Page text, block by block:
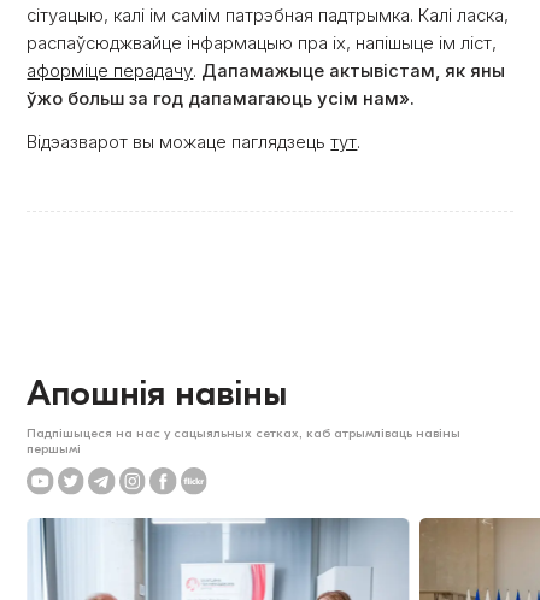
сітуацыю, калі ім самім патрэбная падтрымка. Калі ласка,
распаўсюджвайце інфармацыю пра іх, напішыце ім ліст,
аформіце перадачу. Дапамажыце актывістам, як яны
ўжо больш за год дапамагаюць усім нам».
Відэазварот вы можаце паглядзецьтут.
Апошнія навіны
Падпішыцеся на нас у сацыяльных сетках, каб атрымліваць навіны
першымі